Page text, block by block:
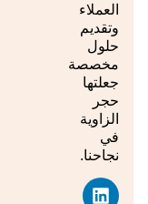
العملاء
وتقديم
حلول
مخصصة
جعلتها
حجر
الزاوية
في
نجاحنا.